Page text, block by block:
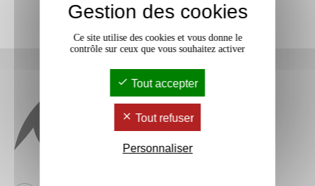
Gestion des cookies
Ce site utilise des cookies et vous donne le
contrôle sur ceux que vous souhaitez activer
Tout accepter
Tout refuser
Personnaliser